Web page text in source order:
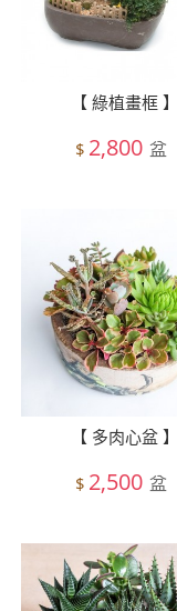
【 綠植畫框 】
$ 2,800 盆
【 多肉心盆 】
$ 2,500 盆